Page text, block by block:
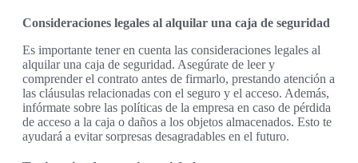
Consideraciones legales al alquilar una caja de seguridad
Es importante tener en cuenta las consideraciones legales al
alquilar una caja de seguridad. Asegúrate de leer y
comprender el contrato antes de firmarlo, prestando atención a
las cláusulas relacionadas con el seguro y el acceso. Además,
infórmate sobre las políticas de la empresa en caso de pérdida
de acceso a la caja o daños a los objetos almacenados. Esto te
ayudará a evitar sorpresas desagradables en el futuro.